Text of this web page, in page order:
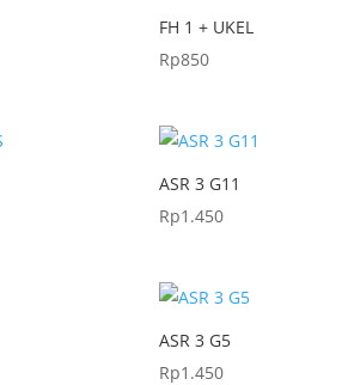
FH 1 + UKEL
Rp850
ASR 3 G11
Rp1.450
ASR 3 G5
Rp1.450